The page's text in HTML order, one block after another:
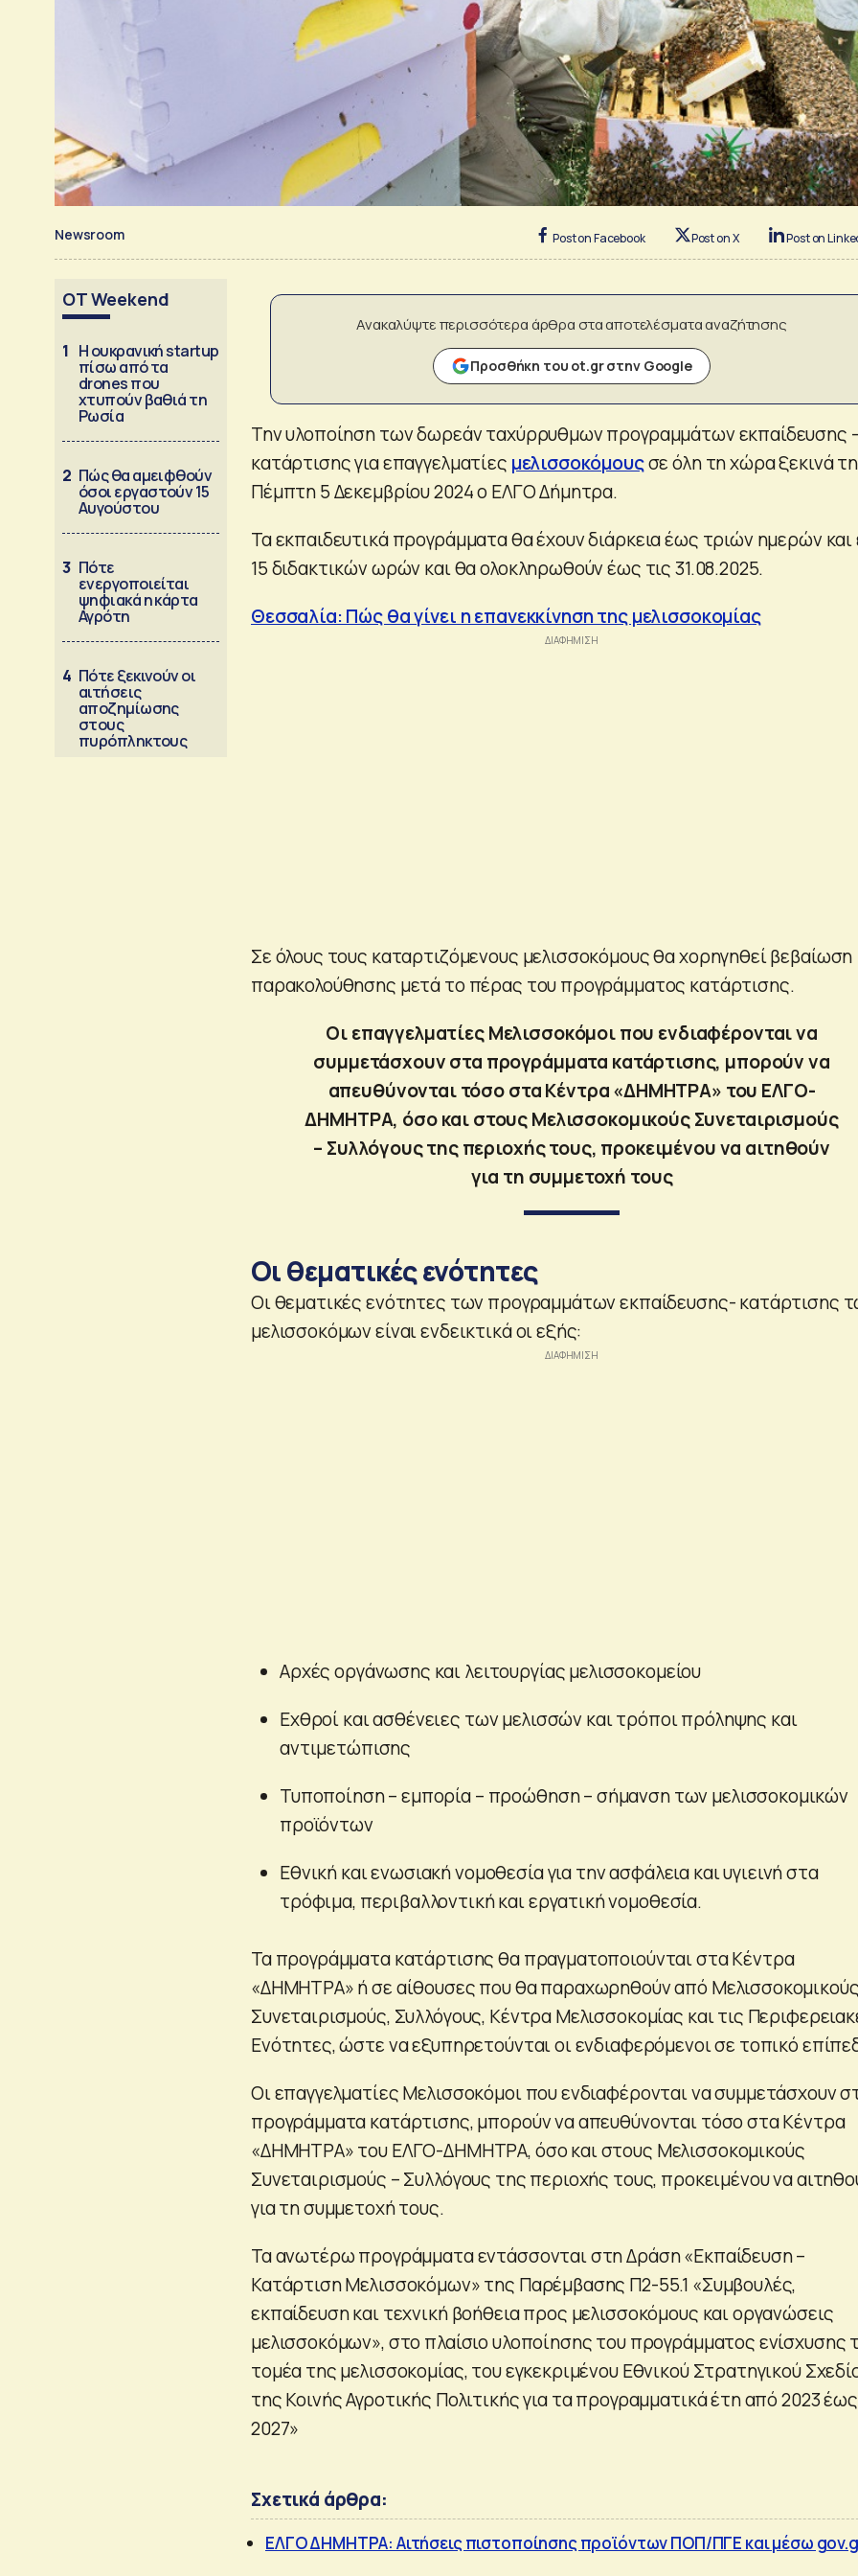
Newsroom Post on Facebook Post on X Post on
OT Weekend
1 Η ουκρανική startup
πίσω από τα
drones που
χτυπούν βαθιά τη
Ρωσία
2 Πώς θα αμειφθούν
όσοι εργαστούν 15
Αυγούστου
3 Πότε
ενεργοποιείται
ψηφιακά η κάρτα
Αγρότη
4 Πότε ξεκινούν οι
αιτήσεις
αποζημίωσης
στους
πυρόπληκτους
Ανακαλύψτε περισσότερα άρθρα στα αποτελέσματα αναζήτησης
Προσθήκη του ot.gr στην Google
Την υλοποίηση των δωρεάν ταχύρρυθμων προγραμμάτων εκπαίδευσης
κατάρτισης για επαγγελματίες μελισσοκόμουςσε όλη τη χώρα ξεκινά
Πέμπτη 5 Δεκεμβρίου 2024 ο ΕΛΓΟ Δήμητρα.
Τα εκπαιδευτικά προγράμματα θα έχουν διάρκεια έως τριών ημερών
15 διδακτικών ωρών και θα ολοκληρωθούν έως τις 31.08.2025.
Θεσσαλία: Πώς θα γίνει η επανεκκίνηση της μελισσοκομίας
Σε όλους τους καταρτιζόμενους μελισσοκόμους θα χορηγηθεί βεβαίωση
παρακολούθησης μετά το πέρας του προγράμματος κατάρτισης.
Οι επαγγελματίες Μελισσοκόμοι που ενδιαφέρονται να
συμμετάσχουν στα προγράμματα κατάρτισης, μπορούν να
απευθύνονται τόσο στα Κέντρα «ΔΗΜΗΤΡΑ» του ΕΛΓΟ-
ΔΗΜΗΤΡΑ, όσο και στους Μελισσοκομικούς Συνεταιρισμούς
– Συλλόγους της περιοχής τους, προκειμένου να αιτηθούν
για τη συμμετοχή τους
Οι θεματικές ενότητες
Οι θεματικές ενότητες των προγραμμάτων εκπαίδευσης- κατάρτισης
μελισσοκόμων είναι ενδεικτικά οι εξής:
Αρχές οργάνωσης και λειτουργίας μελισσοκομείου
Εχθροί και ασθένειες των μελισσών και τρόποι πρόληψης και
αντιμετώπισης
Τυποποίηση – εμπορία – προώθηση – σήμανση των μελισσοκομικών
προϊόντων
Εθνική και ενωσιακή νομοθεσία για την ασφάλεια και υγιεινή στα
τρόφιμα, περιβαλλοντική και εργατική νομοθεσία.
Τα προγράμματα κατάρτισης θα πραγματοποιούνται στα Κέντρα
«ΔΗΜΗΤΡΑ» ή σε αίθουσες που θα παραχωρηθούν από Μελισσοκομικούς
Συνεταιρισμούς, Συλλόγους, Κέντρα Μελισσοκομίας και τις
Ενότητες, ώστε να εξυπηρετούνται οι ενδιαφερόμενοι σε τοπικό
Οι επαγγελματίες Μελισσοκόμοι που ενδιαφέρονται να συμμετάσχουν
προγράμματα κατάρτισης, μπορούν να απευθύνονται τόσο στα Κέντρα
«ΔΗΜΗΤΡΑ» του ΕΛΓΟ-ΔΗΜΗΤΡΑ, όσο και στους Μελισσοκομικούς
Συνεταιρισμούς – Συλλόγους της περιοχής τους, προκειμένου να
για τη συμμετοχή τους.
Τα ανωτέρω προγράμματα εντάσσονται στη Δράση «Εκπαίδευση –
Κατάρτιση Μελισσοκόμων» της Παρέμβασης Π2-55.1 «Συμβουλές,
εκπαίδευση και τεχνική βοήθεια προς μελισσοκόμους και οργανώσεις
μελισσοκόμων», στο πλαίσιο υλοποίησης του προγράμματος ενίσχυσης
τομέα της μελισσοκομίας, του εγκεκριμένου Εθνικού Στρατηγικού
της Κοινής Αγροτικής Πολιτικής για τα προγραμματικά έτη από 2023 έως
2027»
Σχετικά άρθρα:
ΕΛΓΟ ΔΗΜΗΤΡΑ: Αιτήσεις πιστοποίησης προϊόντων ΠΟΠ/ΠΓΕ και μέσω